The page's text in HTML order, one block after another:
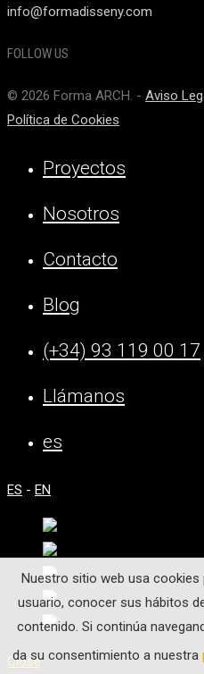
info@formadisseny.com
FOLLOW US
© 2026 Forma ARCH. - Aviso
Política de Cookies
Proyectos
Nosotros
Contacto
Blog
(+34) 93 119 00 17
Llámanos
es
ES - EN
Nuestro sitio web usa cookies
usuario, conocer sus hábitos
contenido. Si continúa
da su consentimiento a nuestra
Close